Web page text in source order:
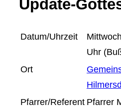
Update-
Datum/Uhrzeit
Uhr
Ort
Pfarrer/Referent Pfarrer